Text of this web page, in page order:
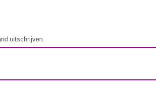
uitschrijven.